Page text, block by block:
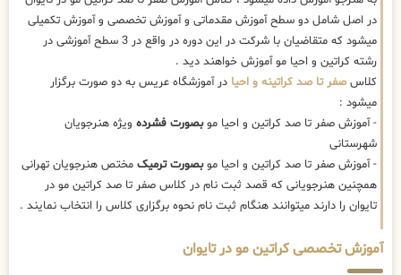
در اصل شامل دو سطح آموزش مقدماتی و آموزش تخصصی و آموزش تکمیلی
میشود که متقاضیان با شرکت در این دوره در واقع در 3 سطح آموزشی در
رشته کراتین و احیا مو آموزش خواهند دید .
کلاسصفر تا صد کراتینه و احیا در آموزشگاه عریس به دو صورت برگزار
میشود :
- آموزش صفر تا صد کراتین و احیا موبصورت فشرده ویژه هنرجویان
شهرستانی
- آموزش صفر تا صد کراتین و احیا موبصورت ترمیک مختص هنرجویان تهرانی
همچنین هنرجویانی که قصد ثبت نام در کلاس صفر تا صد کراتین مو در
تایوان را دارند میتوانند هنگام ثبت نام نحوه برگزاری کلاس را انتخاب نمایند .
آموزش تخصصی کراتین مو در تایوان